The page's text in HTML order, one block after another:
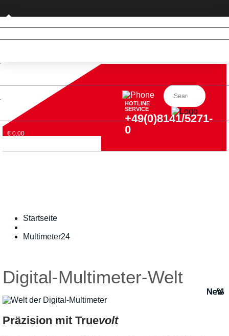
Privatkunde (nur DE)
€ 0,00
HOTLINE
SERVICE
+49(0)8141/5271-
0
Startseite
Multimeter24
Digital-Multimeter-Welt
Präzision mit Truevolt
Neu!
%
%
%
Neu!
%
Neu!
Neu!
Neu!
Neu!
Neu!
Neu!
Neu!
%